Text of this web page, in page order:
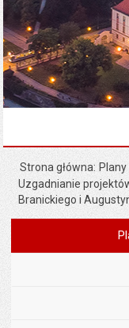
Strona główna
Uzgadnianie
Branickiego i